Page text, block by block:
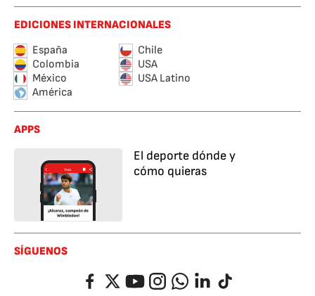
EDICIONES INTERNACIONALES
España
Chile
Colombia
USA
México
USA Latino
América
APPS
El deporte dónde y
cómo quieras
SÍGUENOS
FacebookTwitterYouTubeInstagramWhatsappLinkedIn
TikTok